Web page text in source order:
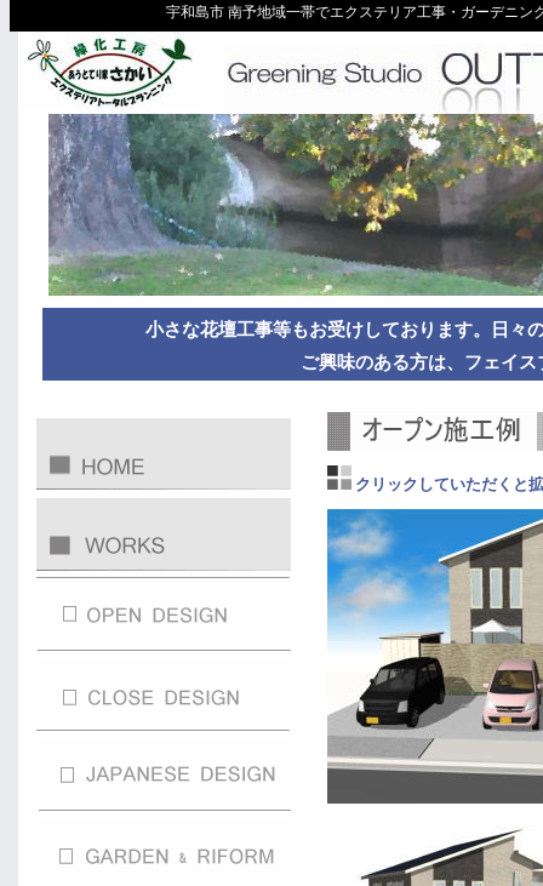
宇和島市 南予地域一帯でエクステリア工事・ガーデニ
小さな花壇工事等もお受けしております。日々
ご興味のある方は、フェイ
クリックしていただくと